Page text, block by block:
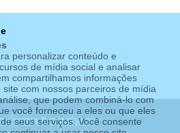
personalizar conteúdo e
de mídia social e analisar
compartilhamos informações
com nossos parceiros de mídia
que podem combiná-lo com
você forneceu a eles ou que eles
seus serviços. Você consente